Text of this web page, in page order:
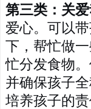
第三类：关
爱心。可以
下，帮忙做
忙分发食物
并确保孩子
培养孩子的